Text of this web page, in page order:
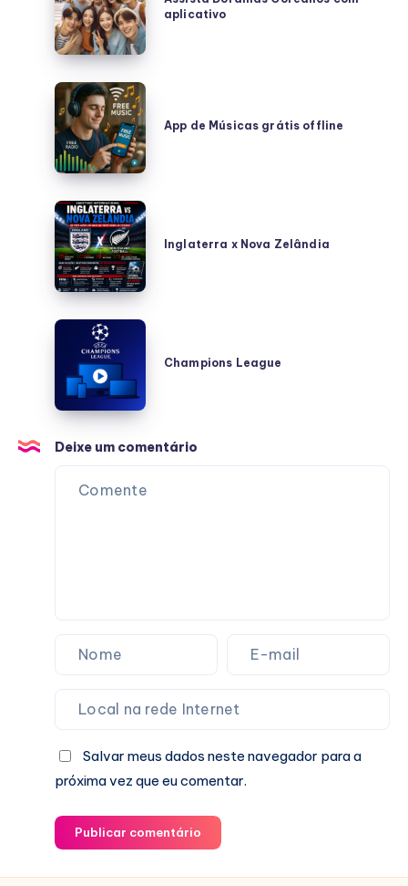
Coreanos
com
aplicativo
aplicativo
App
de
Músicas
grátis
offline
App de Músicas grátis offline
Inglaterra
x
Nova
Zelândia
Inglaterra x Nova Zelândia
Champions
League
Champions League
Deixe um comentário
Salvar meus dados neste navegador para a
próxima vez que eu comentar.
Publicar comentário